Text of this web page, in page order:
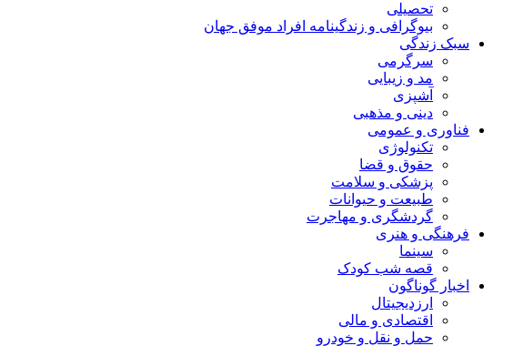
تحصیلی
بیوگرافی و زندگینامه افراد موفق جهان
سبک زندگی
سرگرمی
مد و زیبایی
آشپزی
دینی و مذهبی
فناوری و عمومی
تکنولوژی
حقوق و قضا
پزشکی و سلامت
طبیعت و حیوانات
گردشگری و مهاجرت
فرهنگی و هنری
سینما
قصه شب کودک
اخبار گوناگون
ارزدیجیتال
اقتصادی و مالی
حمل و نقل و خودرو